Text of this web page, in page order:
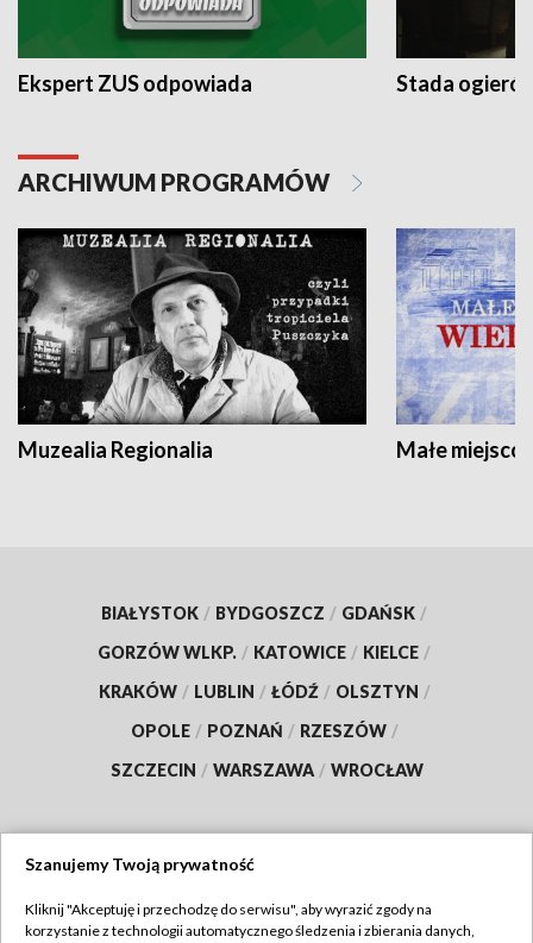
Ekspert ZUS odpowiada Stada
ARCHIWUM PROGRAMÓW
Muzealia Regionalia Małe
BIAŁYSTOK / BYDGOSZCZ / GDAŃSK /
GORZÓW WLKP. / KATOWICE / KIELCE /
KRAKÓW / LUBLIN / ŁÓDŹ / OLSZTYN /
OPOLE / POZNAŃ / RZESZÓW /
SZCZECIN / WARSZAWA / WROCŁAW
TVP
Szanujemy Twoją prywatność
Kliknij "Akceptuję i przechodzę do serwisu", aby wyrazić zgody na
korzystanie z technologii automatycznego śledzenia i zbierania danych,